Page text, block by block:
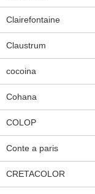
Clairefontaine
Claustrum
cocoina
Cohana
COLOP
Conte a paris
CRETACOLOR